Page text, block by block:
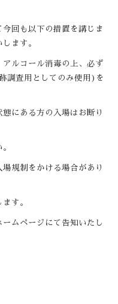
回も以下の措置を講じま
ます。
アルコール消毒の上、必ず
調査用としてのみ使用)を
にある方の入場はお断り
規制をかける場合があり
す。
ムページにて告知いたし